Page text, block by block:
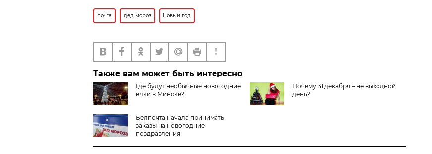
почта дед мороз Новый год
Также вам может быть интересно
Где будут необычные новогодние
ёлки в Минске?
Почему 31 декабря – не выходной
день?
Белпочта начала принимать
заказы на новогодние
поздравления